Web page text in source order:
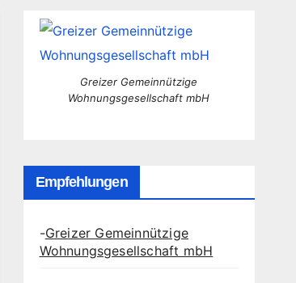
Greizer Gemeinnützige
Wohnungsgesellschaft mbH
Empfehlungen
-Greizer Gemeinnützige
Wohnungsgesellschaft mbH